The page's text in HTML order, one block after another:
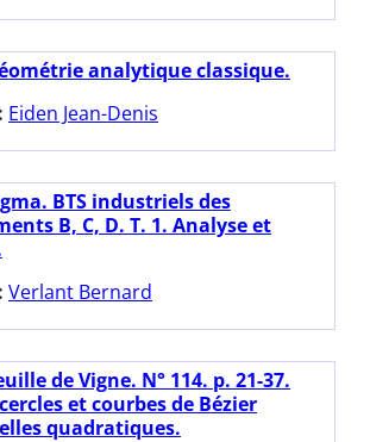
analytique classique.
Eiden Jean-Denis
BTS industriels des
B, C, D. T. 1. Analyse et
Verlant Bernard
de Vigne. N° 114. p. 21-37.
et courbes de Bézier
quadratiques.